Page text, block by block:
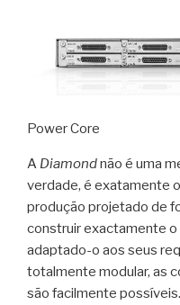
Power Core
A Diamondnão é uma
verdade, é exatamente
produção projetado de
construir exactamente
adaptado-o aos seus
totalmente modular, as
são facilmente